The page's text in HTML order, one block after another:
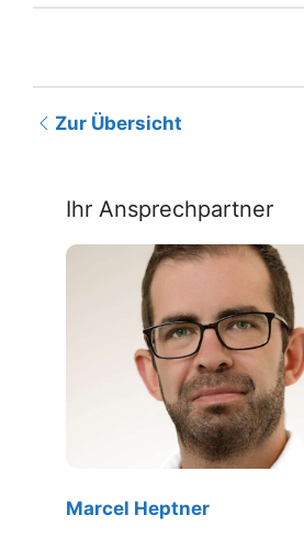
Zur Übersicht
Ihr Ansprechpartner
Marcel Heptner